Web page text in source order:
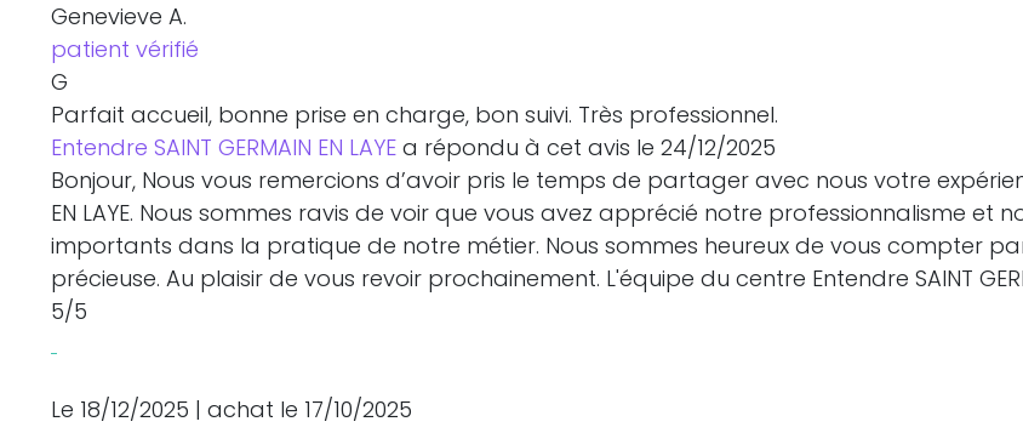
Genevieve A.
patient vérifié
G
Parfait accueil, bonne prise en charge, bon suivi. Très professionnel.
Entendre SAINT GERMAIN EN LAYE a répondu à cet avis le 24/12/2025
Bonjour, Nous vous remercions d’avoir pris le temps de partager avec nous votre
EN LAYE. Nous sommes ravis de voir que vous avez apprécié notre professionnalisme et
importants dans la pratique de notre métier. Nous sommes heureux de vous compter
précieuse. Au plaisir de vous revoir prochainement. L'équipe du centre Entendre SAINT
5/5
Le 18/12/2025 | achat le 17/10/2025